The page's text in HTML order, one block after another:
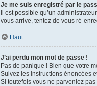
Je me suis enregistré par le
Il est possible qu’un
vous arrive, tentez de vous ré-
Haut
J’ai perdu mon mot de passe !
Pas de panique ! Bien que votre
Suivez les instructions énoncées
Si toutefois vous ne parveniez